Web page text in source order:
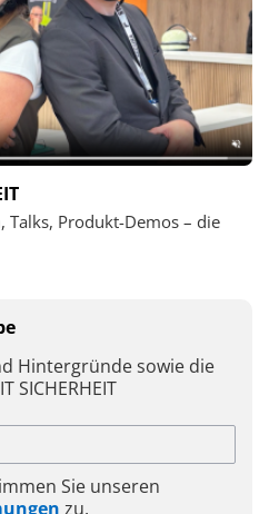
Talks, Produkt-Demos – die
Hintergründe sowie die
SICHERHEIT
Sie unseren
zu.